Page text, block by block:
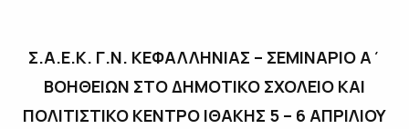
Σ.Α.Ε.Κ. Γ.Ν. ΚΕΦΑΛΛΗΝΙΑΣ – ΣΕΜΙΝΑΡΙΟ Α΄
ΒΟΗΘΕΙΩΝ ΣΤΟ ΔΗΜΟΤΙΚΟ ΣΧΟΛΕΙΟ ΚΑΙ
ΠΟΛΙΤΙΣΤΙΚΟ ΚΕΝΤΡΟ ΙΘΑΚΗΣ 5 – 6 ΑΠΡΙΛΙΟΥ